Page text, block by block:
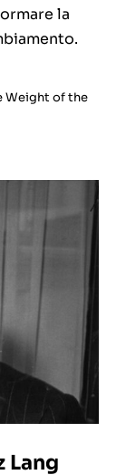
la
Weight of the
Lang